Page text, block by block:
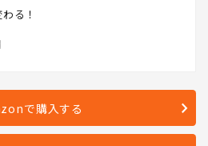
る！
で購入する